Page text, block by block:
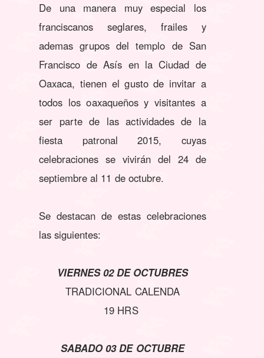
De una manera muy especial los
franciscanos seglares, frailes y
ademas grupos del templo de San
Francisco de Asís en la Ciudad de
Oaxaca, tienen el gusto de invitar a
todos los oaxaqueños y visitantes a
ser parte de las actividades de la
fiesta patronal 2015, cuyas
celebraciones se vivirán del 24 de
septiembre al 11 de octubre.
Se destacan de estas celebraciones
las siguientes:
VIERNES 02 DE OCTUBRES
TRADICIONAL CALENDA
19 HRS
SABADO 03 DE OCTUBRE